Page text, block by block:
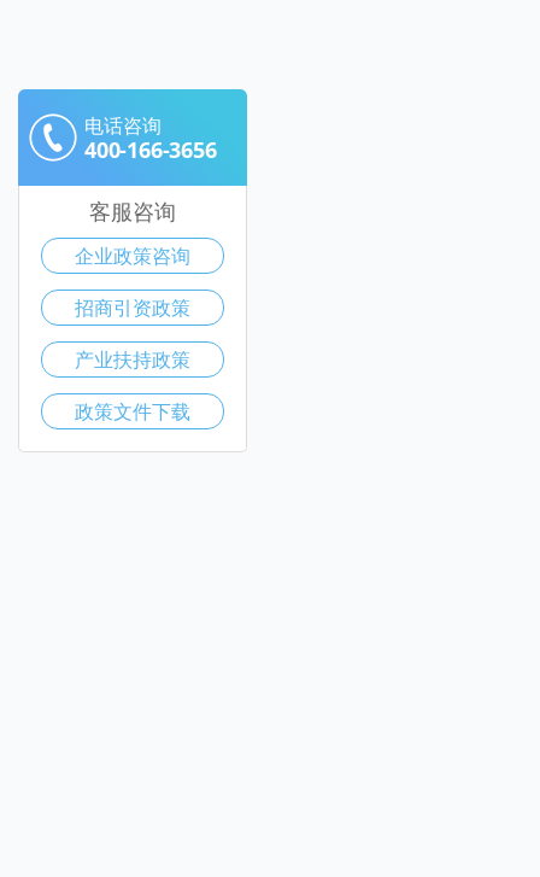
电话咨询
400-166-3656
客服咨询
企业政策咨询
招商引资政策
产业扶持政策
政策文件下载